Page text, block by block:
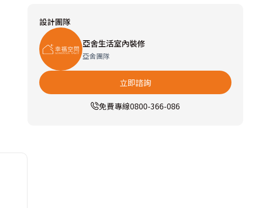
設計團隊
亞舍生活室內裝修
亞舍團隊
立即諮詢
免費專線0800-366-086